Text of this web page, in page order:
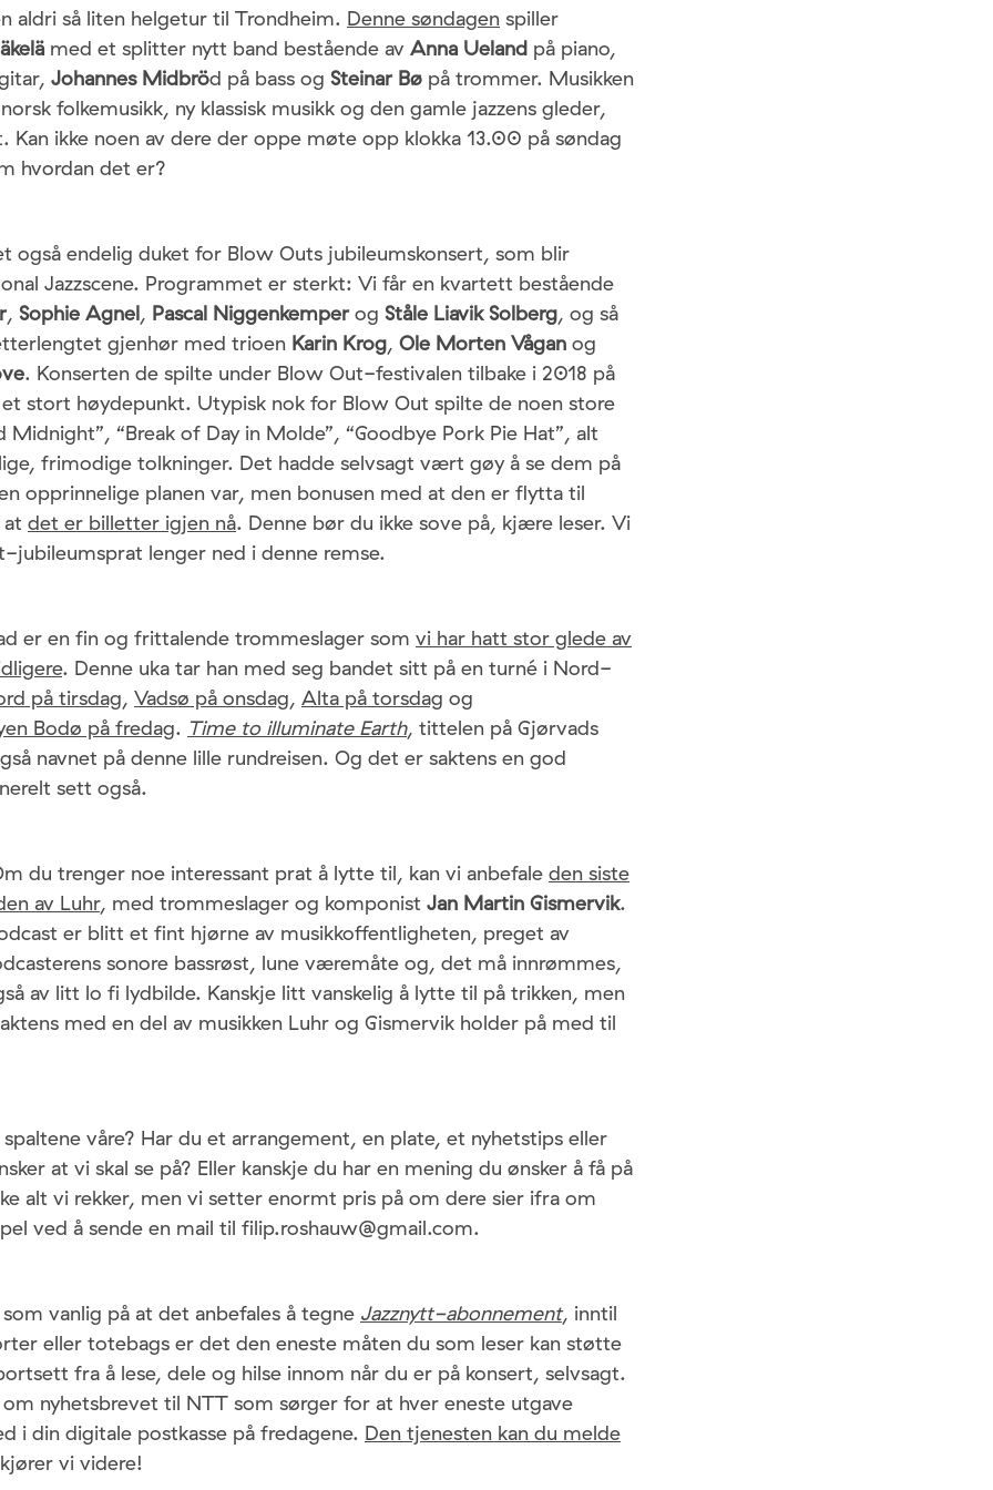
aldri så liten helgetur til Trondheim. Denne søndagen spiller
med et splitter nytt band bestående av Anna Ueland på piano,
Johannes Midbröd på bass og Steinar Bø på trommer. Musikken
folkemusikk, ny klassisk musikk og den gamle jazzens gleder,
Kan ikke noen av dere der oppe møte opp klokka 13.00 på søndag
hvordan det er?
også endelig duket for Blow Outs jubileumskonsert, som blir
Jazzscene. Programmet er sterkt: Vi får en kvartett bestående
, Sophie Agnel, Pascal Niggenkemper og Ståle Liavik Solberg, og så
gjenhør med trioen Karin Krog, Ole Morten Vågan og
. Konserten de spilte under Blow Out-festivalen tilbake i 2018 på
stort høydepunkt. Utypisk nok for Blow Out spilte de noen store
Midnight”, “Break of Day in Molde”, “Goodbye Pork Pie Hat”, alt
frimodige tolkninger. Det hadde selvsagt vært gøy å se dem på
opprinnelige planen var, men bonusen med at den er flytta til
det er billetter igjen nå. Denne bør du ikke sove på, kjære leser. Vi
jubileumsprat lenger ned i denne remse.
er en fin og frittalende trommeslager som vi har hatt stor glede av
. Denne uka tar han med seg bandet sitt på en turné i Nord-
på tirsdag, Vadsø på onsdag, Alta på torsdag og
Bodø på fredag. Time to illuminate Earth, tittelen på Gjørvads
navnet på denne lille rundreisen. Og det er saktens en god
sett også.
du trenger noe interessant prat å lytte til, kan vi anbefale den siste
av Luhr, med trommeslager og komponist Jan Martin Gismervik.
er blitt et fint hjørne av musikkoffentligheten, preget av
sonore bassrøst, lune væremåte og, det må innrømmes,
av litt lo fi lydbilde. Kanskje litt vanskelig å lytte til på trikken, men
med en del av musikken Luhr og Gismervik holder på med til
spaltene våre? Har du et arrangement, en plate, et nyhetstips eller
at vi skal se på? Eller kanskje du har en mening du ønsker å få på
alt vi rekker, men vi setter enormt pris på om dere sier ifra om
ved å sende en mail til filip.roshauw@gmail.com.
vanlig på at det anbefales å tegne Jazznytt-abonnement, inntil
eller totebags er det den eneste måten du som leser kan støtte
fra å lese, dele og hilse innom når du er på konsert, selvsagt.
nyhetsbrevet til NTT som sørger for at hver eneste utgave
i din digitale postkasse på fredagene. Den tjenesten kan du melde
vi videre!